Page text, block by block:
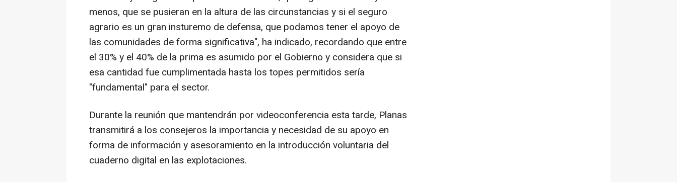
menos, que se pusieran en la altura de las circunstancias y si el seguro
agrario es un gran insturemo de defensa, que podamos tener el apoyo de
las comunidades de forma significativa", ha indicado, recordando que entre
el 30% y el 40% de la prima es asumido por el Gobierno y considera que si
esa cantidad fue cumplimentada hasta los topes permitidos sería
"fundamental" para el sector.
Durante la reunión que mantendrán por videoconferencia esta tarde, Planas
transmitirá a los consejeros la importancia y necesidad de su apoyo en
forma de información y asesoramiento en la introducción voluntaria del
cuaderno digital en las explotaciones.